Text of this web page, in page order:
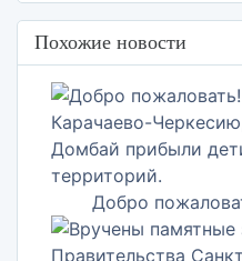
Похожие новости
Добро